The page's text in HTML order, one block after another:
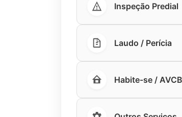
Inspeção Predial
Laudo / Perícia
Habite-se / AVCB